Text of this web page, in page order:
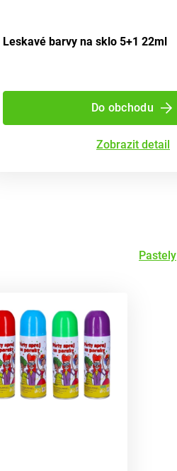
Leskavé barvy na sklo 5+1 22ml
Do obchodu
Zobrazit detail
Pastely